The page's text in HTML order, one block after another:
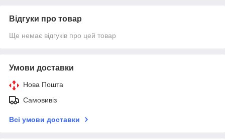
Відгуки про товар
Ще немає відгуків про цей товар
Умови доставки
Нова Пошта
Самовивіз
Всі умови доставки